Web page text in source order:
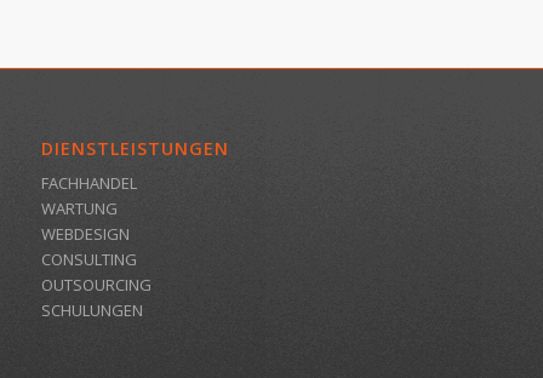
DIENSTLEISTUNGEN
FACHHANDEL
WARTUNG
WEBDESIGN
CONSULTING
OUTSOURCING
SCHULUNGEN